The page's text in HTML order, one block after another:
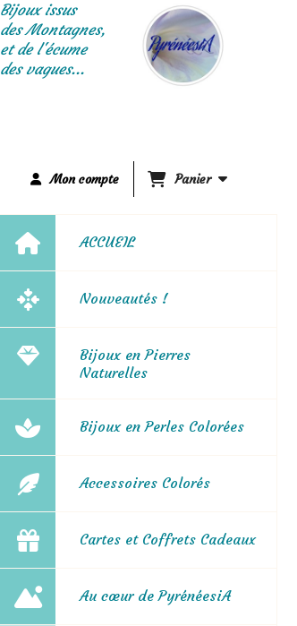
Bijoux issus
des Montagnes,
et de l'écume
des vagues...
Mon compte Panier
ACCUEIL
Nouveautés !
Bijoux en Pierres
Naturelles
Bijoux en Perles Colorées
Accessoires Colorés
Cartes et Coffrets Cadeaux
Au cœur de PyrénéesiA
Panneau de gestion des cookies